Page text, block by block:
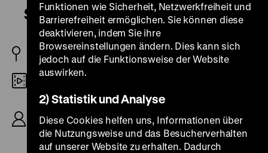
Saison in Kairo
D 1933
R: Reinhold Schünzel, B: Walter Reisch, K: Carl
Hoffmann, D: Renate Müller, Willy Fritsch,
Leopoldine Konstantin, Gustav Waldau, 80’
Funktionen wie Sicherheit, Netzwerkfreiheit und
Barrierefreiheit ermöglichen. Sie können diese
deaktivieren, indem Sie ihre
Browsereinstellungen ändern. Dies kann sich
jedoch auf die Funktionsweise der Website
auswirken.
2) Statistik und Analyse
Diese Cookies helfen uns, Informationen über
die Nutzungsweise und das Besucherverhalten
auf unserer Website zu erhalten. Dadurch